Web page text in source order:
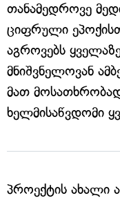
თანამედროვე
ციფრული
აგროვებს
მნიშვნელოვან
მათ
ხელმისაწვდომი
პროექტის ახალი